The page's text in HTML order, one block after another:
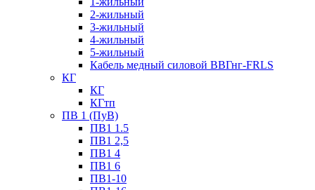
2-жильный
3-жильный
4-жильный
5-жильный
Кабель медный силовой ВВГнг-FRLS
КГ
КГ
КГтп
ПВ 1 (ПуВ)
ПВ1 1.5
ПВ1 2,5
ПВ1 4
ПВ1 6
ПВ1-10